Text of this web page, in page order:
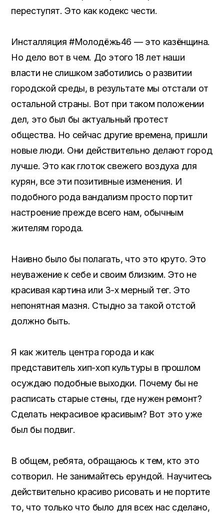
переступят. Это как кодекс чести.
Инсталляция #Молодёжь46 — это казёнщина.
Но дело вот в чем. До этого 18 лет наши
власти не слишком заботились о развитии
городской среды, в результате мы отстали от
остальной страны. Вот при таком положении
дел, это был бы актуальный протест
общества. Но сейчас другие времена, пришли
новые люди. Они действительно делают город
лучше. Это как глоток свежего воздуха для
курян, все эти позитивные изменения. И
подобного рода вандализм просто портит
настроение прежде всего нам, обычным
жителям города.
Наивно было бы полагать, что это круто. Это
неуважение к себе и своим близким. Это не
красивая картина или 3-х мерный тег. Это
непонятная мазня. Стыдно за такой отстой
должно быть.
Я как житель центра города и как
представитель хип-хоп культуры в прошлом
осуждаю подобные выходки. Почему бы не
расписать старые стены, где нужен ремонт?
Сделать некрасивое красивым? Вот это уже
был бы подвиг.
В общем, ребята, обращаюсь к тем, кто это
сотворил. Не занимайтесь ерундой. Научитесь
действительно красиво рисовать и не портите
то, что только что было для всех нас сделано,